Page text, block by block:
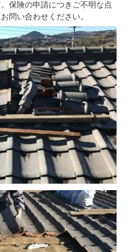
保険の申請につきご不明な点
問い合わせください。